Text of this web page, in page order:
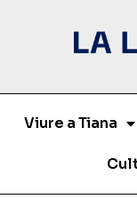
Viure a Tiana